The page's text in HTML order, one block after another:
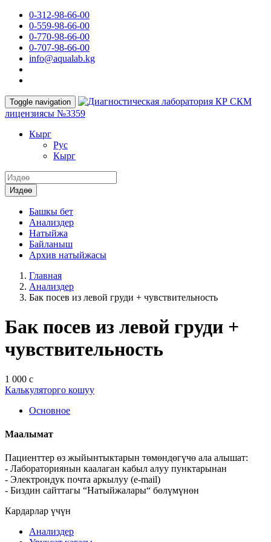
0-312-98-66-00
0-559-98-66-00
0-770-98-66-00
0-707-98-66-00
info@aqualab.kg
Toggle navigation
КР СКМ
лицензиясы №3359
Кырг
Руc
Кырг
Издөө
Башкы бет
Анализдер
Натыйжа
Байланыш
Архив натыйжасы
Главная
Анализдер
Бак посев из левой груди + чувствительность
Бак посев из левой груди +
чувствительность
1 000 с
Калькуляторго кошуу
Основное
Маалымат
Пациенттер өз жыйынтыктарын төмөндөгүчө ала алышат:
- Лабораториянын каалаган кабыл алуу пунктарынан
- Электрондук почта аркылуу (e-mail)
- Биздин сайттагы “Натыйжалары“ бөлүмүнөн
Кардарлар үчүн
Анализдер